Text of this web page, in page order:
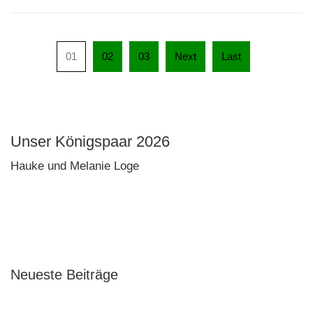
01 02 03 Next Last
Unser Königspaar 2026
Hauke und Melanie Loge
Neueste Beiträge